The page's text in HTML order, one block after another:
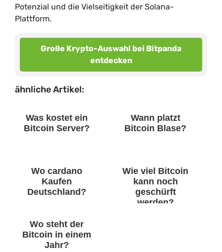
Potenzial und die Vielseitigkeit der Solana-
Plattform.
Große Krypto-Auswahl bei Bitpanda
entdecken
ähnliche Artikel:
Was kostet ein
Bitcoin Server?
Wann platzt
Bitcoin Blase?
Wo cardano
Kaufen
Deutschland?
Wie viel Bitcoin
kann noch
geschürft
werden?
Wo steht der
Bitcoin in einem
Jahr?